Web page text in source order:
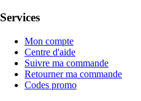
Services
Mon compte
Centre d'aide
Suivre ma commande
Retourner ma commande
Codes promo